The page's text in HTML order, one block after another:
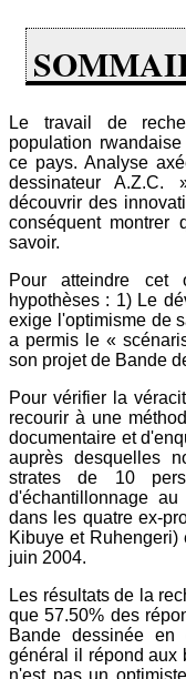
Le travail de
population
ce pays. Analyse
dessinateur
découvrir des
conséquent montrer
savoir.
Pour atteindre cet
hypothèses : 1) Le
exige l'optimisme de
a permis le «
son projet de Bande
Pour vérifier la
recourir à une
documentaire et
auprès desquelles
strates de 10
d'échantillonnage
dans les quatre ex-
Kibuye et
juin 2004.
Les résultats de la
que 57.50% des
Bande dessinée en
général il répond aux
n'est pas un